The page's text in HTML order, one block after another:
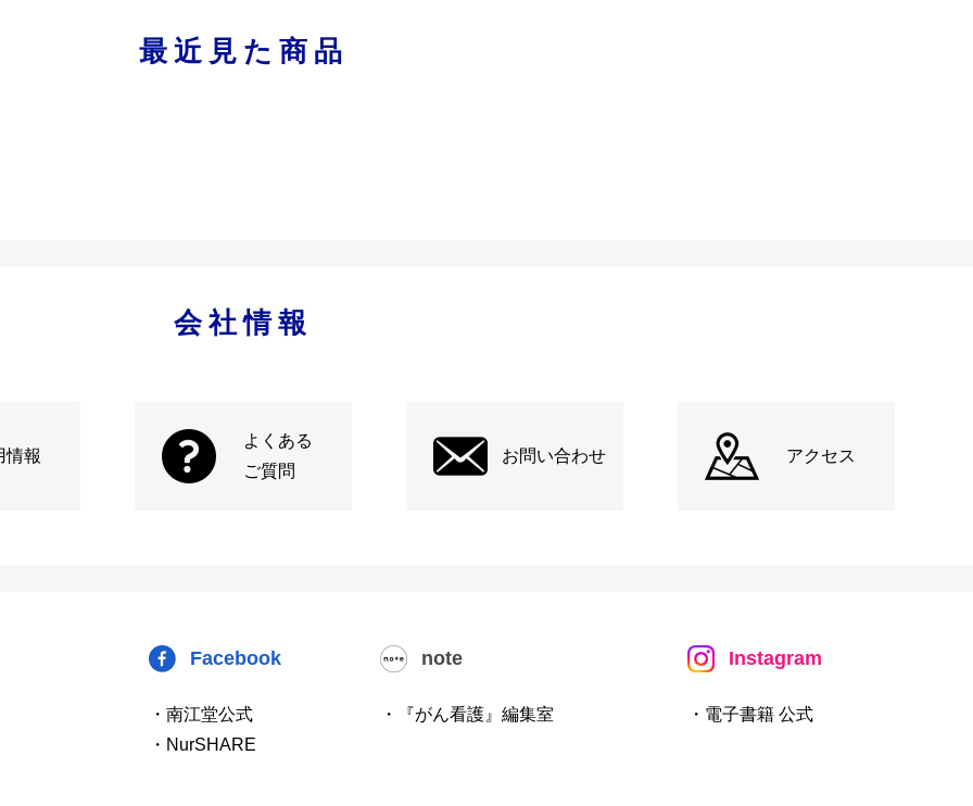
最近見た商品
会社情報
情報
よくある
ご質問
お問い合わせ アクセス
Facebook
・南江堂公式
・NurSHARE
note
・『がん看護』編集室
Instagram
・電子書籍 公式